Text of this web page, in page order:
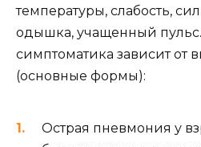
температуры, слабость,
одышка, учащенный
симптоматика зависит от
(основные формы):
Острая пневмония у